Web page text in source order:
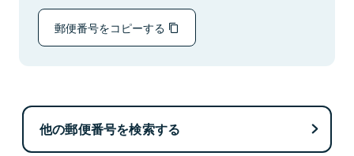
郵便番号をコピーする
他の郵便番号を検索する